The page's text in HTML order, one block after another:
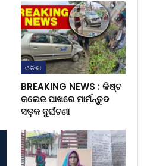
ଓଡ଼ିଶା
BREAKING NEWS : କିଷ୍ଟ
କଲେଜ ପାଖରେ ମାର୍ମନ୍ତୁଦ
ସଡ଼କ ଦୁର୍ଘଟଣା